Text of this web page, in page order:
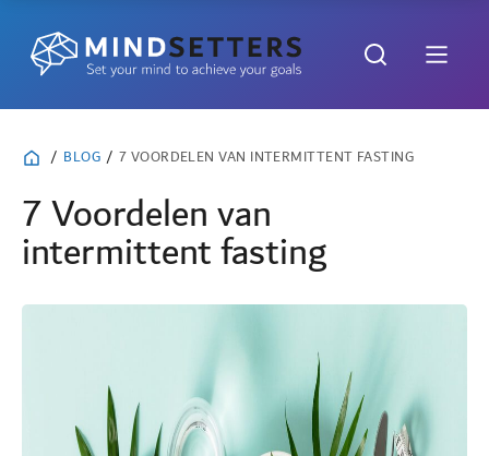
/ BLOG / 7 VOORDELEN VAN INTERMITTENT FASTING
7 Voordelen van
intermittent fasting